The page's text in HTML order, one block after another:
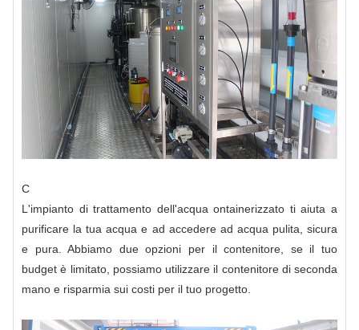
C
L'impianto di trattamento dell'acqua ontainerizzato ti aiuta a
purificare la tua acqua e ad accedere ad acqua pulita, sicura
e pura. Abbiamo due opzioni per il contenitore, se il tuo
budget è limitato, possiamo utilizzare il contenitore di seconda
mano e risparmia sui costi per il tuo progetto.